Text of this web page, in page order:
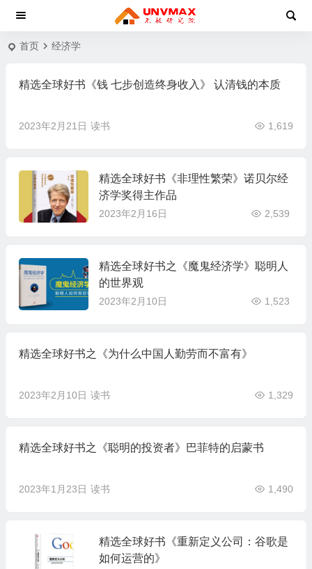
首页 经济学
精选全球好书《钱 七步创造终身收入》 认清钱的本质
2023年2月21日 读书 1,619
精选全球好书《非理性繁荣》诺贝尔经
济学奖得主作品
2023年2月16日 2,539
精选全球好书之《魔鬼经济学》聪明人
的世界观
2023年2月10日 1,523
精选全球好书之《为什么中国人勤劳而不富有》
2023年2月10日 读书 1,329
精选全球好书之《聪明的投资者》巴菲特的启蒙书
2023年1月23日 读书 1,490
精选全球好书《重新定义公司：谷歌是
如何运营的》